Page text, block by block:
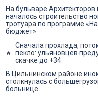
На бульваре Архитекторов
началось строительство
тротуара по программе
бюджет»
Сначала прохлада,
пекло: ульяновцев
скачке до +34
В Цильнинском районе
столкнулась с
больнице